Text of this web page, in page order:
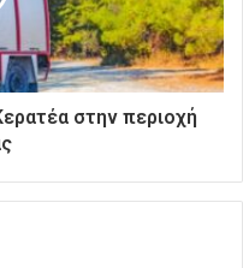
στην περιοχή